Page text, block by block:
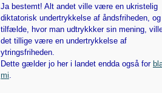
Ja bestemt! Alt andet ville være en ukristelig
diktatorisk undertrykkelse af åndsfriheden,
tilfælde, hvor man udtrykkker sin mening,
det tillige være en undertrykkelse af
ytringsfriheden.
Dette gælder jo her i landet endda også for
mi.